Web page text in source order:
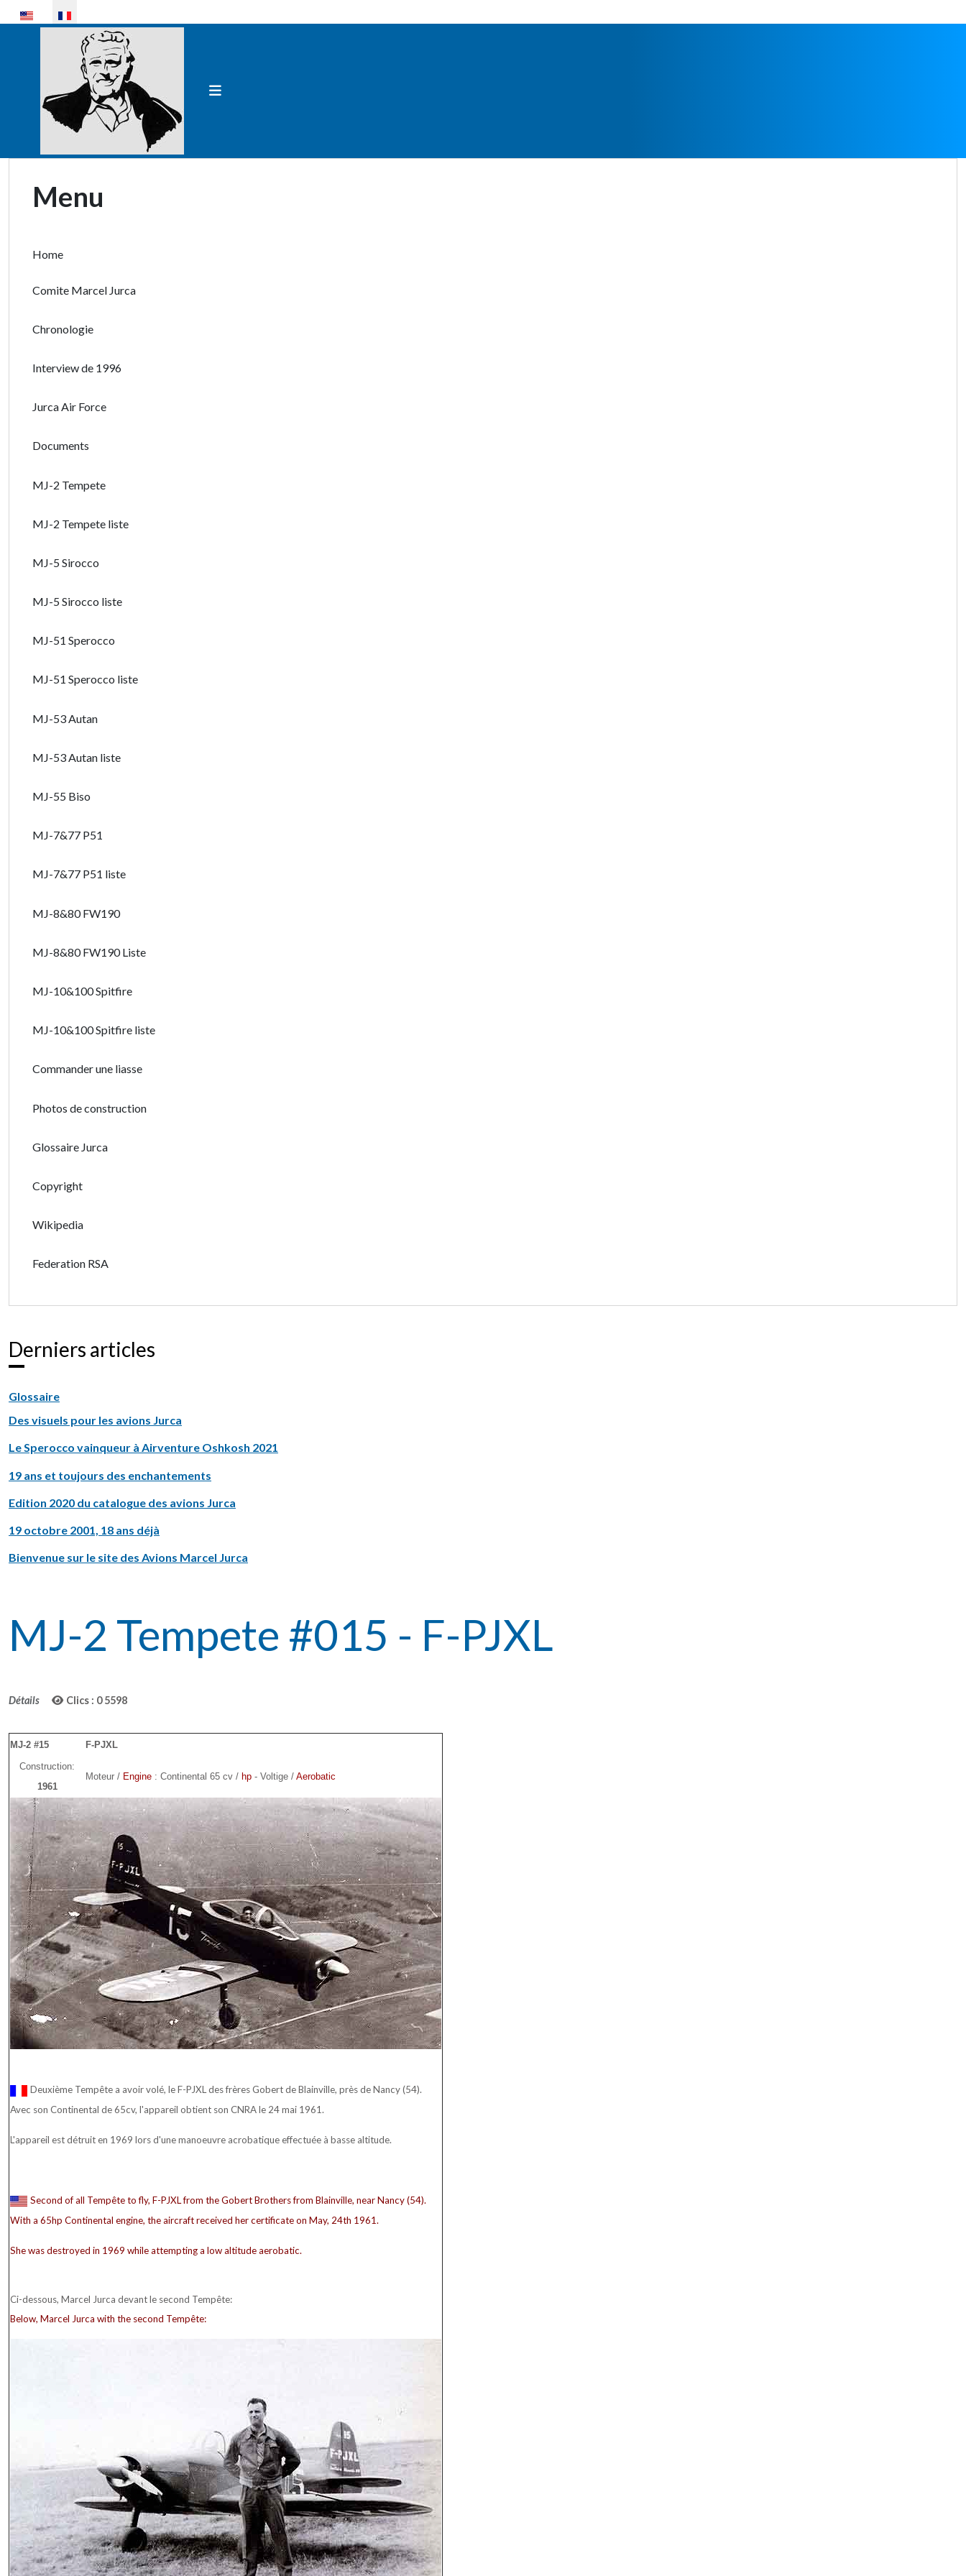
Sélectionnez votre langue
Menu
Home
Comite Marcel Jurca
Chronologie
Interview de 1996
Jurca Air Force
Documents
MJ-2 Tempete
MJ-2 Tempete liste
MJ-5 Sirocco
MJ-5 Sirocco liste
MJ-51 Sperocco
MJ-51 Sperocco liste
MJ-53 Autan
MJ-53 Autan liste
MJ-55 Biso
MJ-7&77 P51
MJ-7&77 P51 liste
MJ-8&80 FW190
MJ-8&80 FW190 Liste
MJ-10&100 Spitfire
MJ-10&100 Spitfire liste
Commander une liasse
Photos de construction
Glossaire Jurca
Copyright
Wikipedia
Federation RSA
Derniers articles
Glossaire
Des visuels pour les avions Jurca
Le Sperocco vainqueur à Airventure Oshkosh 2021
19 ans et toujours des enchantements
Edition 2020 du catalogue des avions Jurca
19 octobre 2001, 18 ans déjà
Bienvenue sur le site des Avions Marcel Jurca
MJ-2 Tempete #015 - F-PJXL
Détails Clics : 05598
MJ-2 #15
F-PJXL
Construction:
1961
Moteur / Engine : Continental 65 cv / hp - Voltige / Aerobatic
Deuxième Tempête a avoir volé, le F-PJXL des frères Gobert de Blainville, près de Nancy (54).
Avec son Continental de 65cv, l'appareil obtient son CNRA le 24 mai 1961.
L'appareil est détruit en 1969 lors d'une manoeuvre acrobatique effectuée à basse altitude.
Second of all Tempête to fly, F-PJXL from the Gobert Brothers from Blainville, near Nancy (54).
With a 65hp Continental engine, the aircraft received her certificate on May, 24th 1961.
She was destroyed in 1969 while attempting a low altitude aerobatic.
Ci-dessous, Marcel Jurca devant le second Tempête:
Below, Marcel Jurca with the second Tempête: